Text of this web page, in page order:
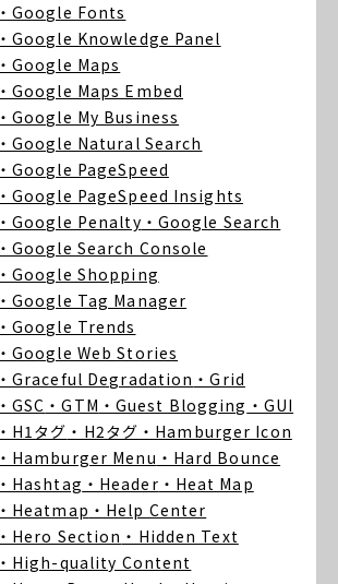
・Google Fonts
・Google Knowledge Panel
・Google Maps
・Google Maps Embed
・Google My Business
・Google Natural Search
・Google PageSpeed
・Google PageSpeed Insights
・Google Penalty ・Google Search
・Google Search Console
・Google Shopping
・Google Tag Manager
・Google Trends
・Google Web Stories
・Graceful Degradation ・Grid
・GSC ・GTM ・Guest Blogging ・GUI
・H1タグ ・H2タグ ・Hamburger Icon
・Hamburger Menu ・Hard Bounce
・Hashtag ・Header ・Heat Map
・Heatmap ・Help Center
・Hero Section ・Hidden Text
・High-quality Content